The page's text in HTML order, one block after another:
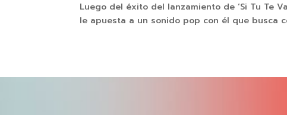
Luego del éxito del lanzamiento de ‘Si Tu Te
le apuesta a un sonido pop con él que busca